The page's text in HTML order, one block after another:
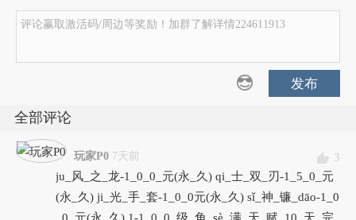
评论赢取激活码/周边等奖励！加群了解详情224611913
发布
全部评论
玩家P0 7天前
3
ju_风_之_龙-1_0_0_元(永_久) qi_士_双_刃-1_5_0_元
(永_久) ji_光_手_套-1_0_0元(永_久) sǐ_神_镰_dāo-1_0